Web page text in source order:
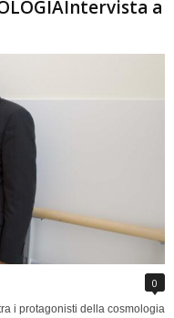
a
0
i protagonisti della cosmologia